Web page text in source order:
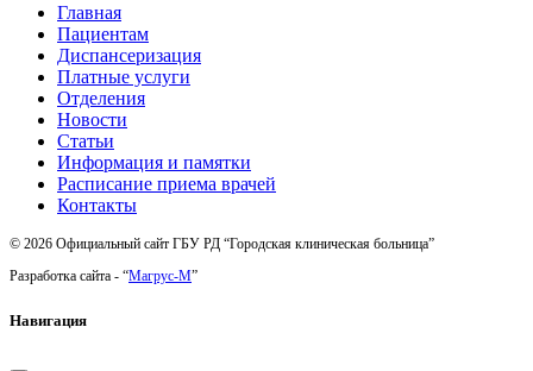
Главная
Пациентам
Диспансеризация
Платные услуги
Отделения
Новости
Статьи
Информация и памятки
Расписание приема врачей
Контакты
© 2026 Официальный сайт ГБУ РД “Городская клиническая больница”
Разработка сайта - “Магрус-М”
Навигация